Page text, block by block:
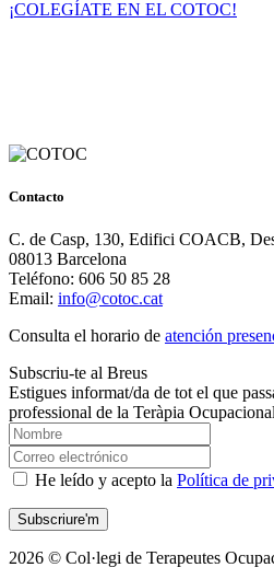
¡COLEGÍATE EN EL COTOC!
Contacto
C. de Casp, 130, Edifici COACB,
08013 Barcelona
Teléfono: 606 50 85 28
Email: info@cotoc.cat
Consulta el horario de atención
Subscriu-te al Breus
Estigues informat/da de tot el que
professional de la Teràpia
He leído y acepto la Política de
2026 © Col·legi de Terapeutes